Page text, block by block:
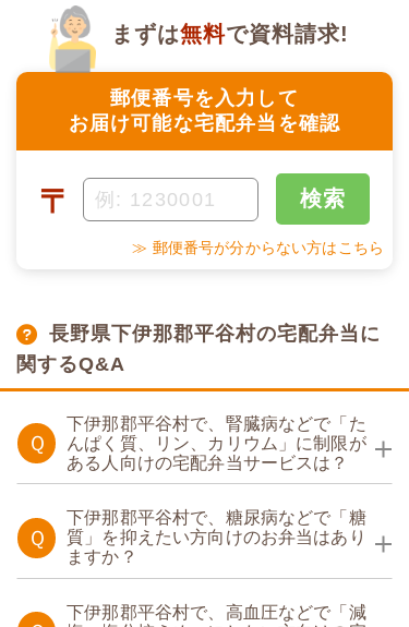
郵便番号を入力して
お届け可能な宅配弁当を確認
まずは無料で資料請求!
〒 検索
≫ 郵便番号が分からない方はこちら
長野県下伊那郡平谷村の宅配弁当に
関するQ&A
Ｑ
下伊那郡平谷村で、腎臓病などで「た
んぱく質、リン、カリウム」に制限が
ある人向けの宅配弁当サービスは？
Ｑ
下伊那郡平谷村で、糖尿病などで「糖
質」を抑えたい方向けのお弁当はあり
ますか？
下伊那郡平谷村で、高血圧などで「減